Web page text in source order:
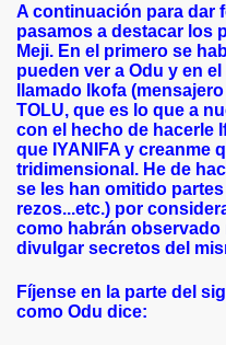
A continuación para dar
pasamos a destacar los
Meji. En el primero se
pueden ver a Odu y en
llamado Ikofa
TOLU, que es lo que a
con el hecho de hacerle
que IYANIFA y creanme
tridimensional. He de
se les han omitido
rezos...etc.) por
como habrán
divulgar secretos del
Fíjense en la parte del
como Odu dice: